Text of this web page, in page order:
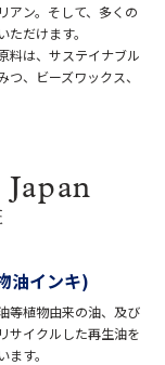
アン。そして、多くの
だけます。
料は、サステイナブル
、ビーズワックス、
油インキ)
等植物由来の油、及び
サイクルした再生油を
す。